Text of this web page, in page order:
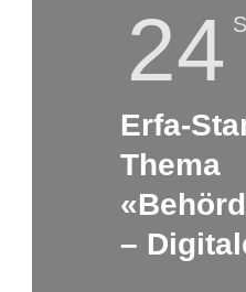
24
Erfa-
Thema
–